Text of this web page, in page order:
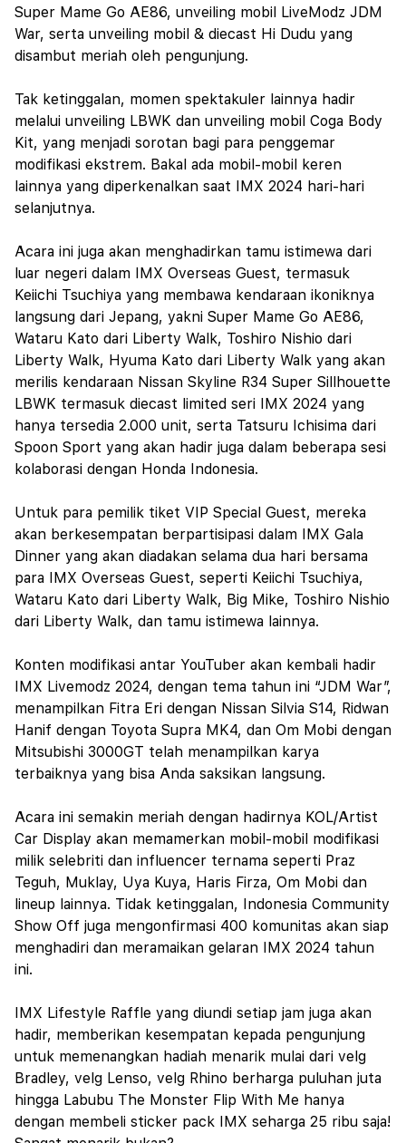
Super Mame Go AE86, unveiling mobil LiveModz JDM
War, serta unveiling mobil & diecast Hi Dudu yang
disambut meriah oleh pengunjung.
Tak ketinggalan, momen spektakuler lainnya hadir
melalui unveiling LBWK dan unveiling mobil Coga Body
Kit, yang menjadi sorotan bagi para penggemar
modifikasi ekstrem. Bakal ada mobil-mobil keren
lainnya yang diperkenalkan saat IMX 2024 hari-hari
selanjutnya.
Acara ini juga akan menghadirkan tamu istimewa dari
luar negeri dalam IMX Overseas Guest, termasuk
Keiichi Tsuchiya yang membawa kendaraan ikoniknya
langsung dari Jepang, yakni Super Mame Go AE86,
Wataru Kato dari Liberty Walk, Toshiro Nishio dari
Liberty Walk, Hyuma Kato dari Liberty Walk yang akan
merilis kendaraan Nissan Skyline R34 Super Sillhouette
LBWK termasuk diecast limited seri IMX 2024 yang
hanya tersedia 2.000 unit, serta Tatsuru Ichisima dari
Spoon Sport yang akan hadir juga dalam beberapa sesi
kolaborasi dengan Honda Indonesia.
Untuk para pemilik tiket VIP Special Guest, mereka
akan berkesempatan berpartisipasi dalam IMX Gala
Dinner yang akan diadakan selama dua hari bersama
para IMX Overseas Guest, seperti Keiichi Tsuchiya,
Wataru Kato dari Liberty Walk, Big Mike, Toshiro Nishio
dari Liberty Walk, dan tamu istimewa lainnya.
Konten modifikasi antar YouTuber akan kembali hadir
IMX Livemodz 2024, dengan tema tahun ini “JDM War”,
menampilkan Fitra Eri dengan Nissan Silvia S14, Ridwan
Hanif dengan Toyota Supra MK4, dan Om Mobi dengan
Mitsubishi 3000GT telah menampilkan karya
terbaiknya yang bisa Anda saksikan langsung.
Acara ini semakin meriah dengan hadirnya KOL/Artist
Car Display akan memamerkan mobil-mobil modifikasi
milik selebriti dan influencer ternama seperti Praz
Teguh, Muklay, Uya Kuya, Haris Firza, Om Mobi dan
lineup lainnya. Tidak ketinggalan, Indonesia Community
Show Off juga mengonfirmasi 400 komunitas akan siap
menghadiri dan meramaikan gelaran IMX 2024 tahun
ini.
IMX Lifestyle Raffle yang diundi setiap jam juga akan
hadir, memberikan kesempatan kepada pengunjung
untuk memenangkan hadiah menarik mulai dari velg
Bradley, velg Lenso, velg Rhino berharga puluhan juta
hingga Labubu The Monster Flip With Me hanya
dengan membeli sticker pack IMX seharga 25 ribu saja!